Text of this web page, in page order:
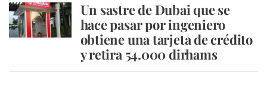
Un sastre de Dubai que se
hace pasar por ingeniero
obtiene una tarjeta de crédito
y retira 54.000 dirhams